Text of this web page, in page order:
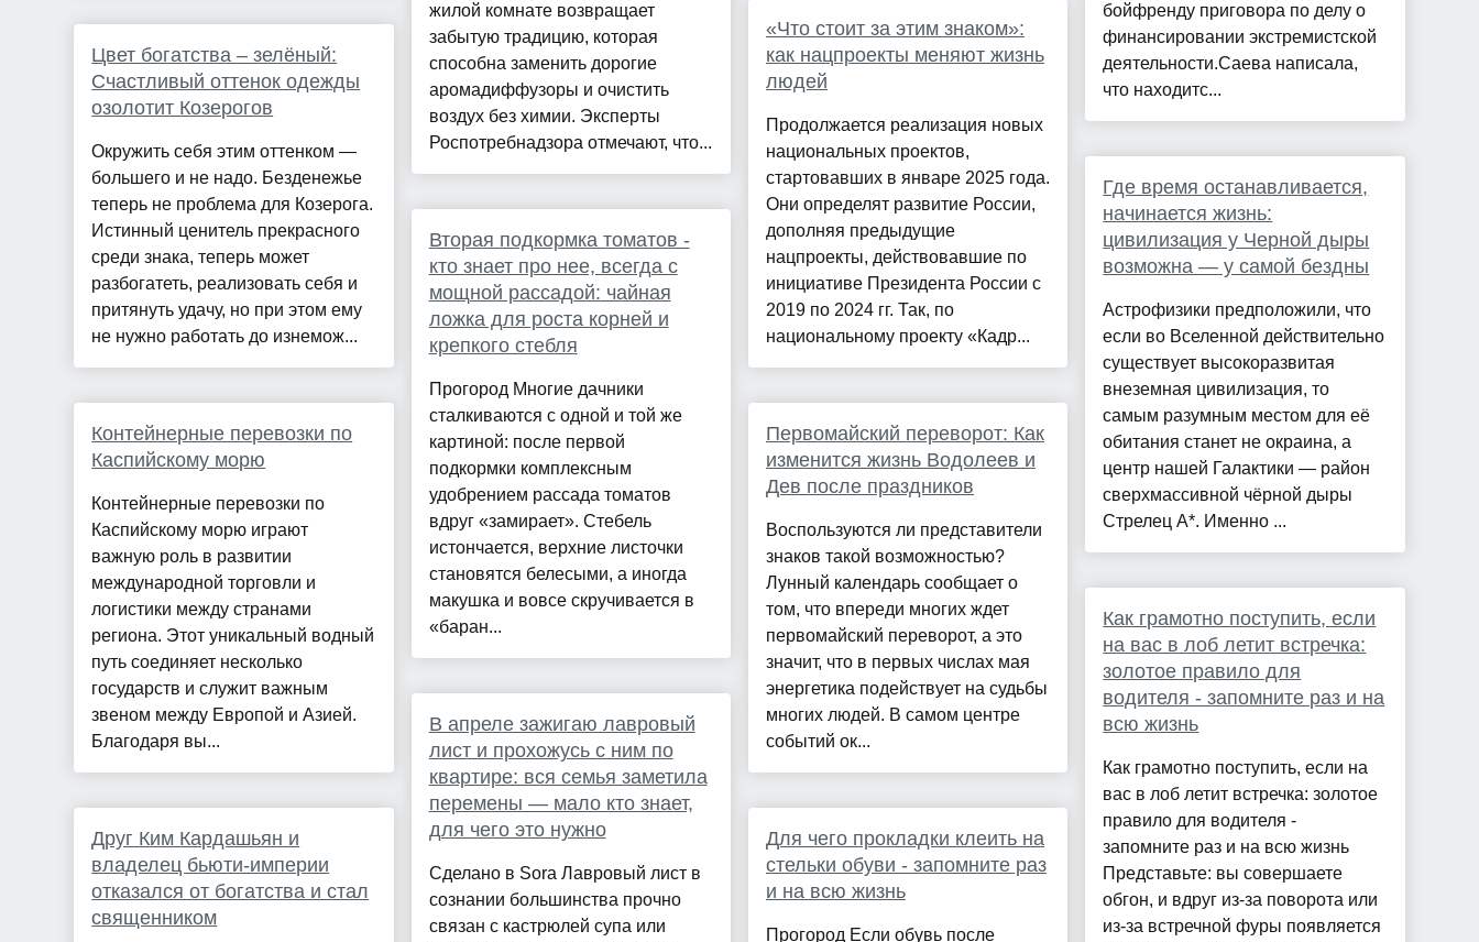
Цвет богатства – зелёный:
Счастливый оттенок одежды
озолотит Козерогов
Окружить себя этим оттенком —
большего и не надо. Безденежье
теперь не проблема для Козерога.
Истинный ценитель прекрасного
среди знака, теперь может
разбогатеть, реализовать себя и
притянуть удачу, но при этом ему
не нужно работать до изнемож...
Контейнерные перевозки по
Каспийскому морю
Контейнерные перевозки по
Каспийскому морю играют
важную роль в развитии
международной торговли и
логистики между странами
региона. Этот уникальный водный
путь соединяет несколько
государств и служит важным
звеном между Европой и Азией.
Благодаря вы...
Друг Ким Кардашьян и
владелец бьюти-империи
отказался от богатства и стал
священником
жилой комнате возвращает
забытую традицию, которая
способна заменить дорогие
аромадиффузоры и очистить
воздух без химии. Эксперты
Роспотребнадзора отмечают, что...
Вторая подкормка томатов -
кто знает про нее, всегда с
мощной рассадой: чайная
ложка для роста корней и
крепкого стебля
Прогород Многие дачники
сталкиваются с одной и той же
картиной: после первой
подкормки комплексным
удобрением рассада томатов
вдруг «замирает». Стебель
истончается, верхние листочки
становятся белесыми, а иногда
макушка и вовсе скручивается в
«баран...
В апреле зажигаю лавровый
лист и прохожусь с ним по
квартире: вся семья заметила
перемены — мало кто знает,
для чего это нужно
Сделано в Sora Лавровый лист в
сознании большинства прочно
связан с кастрюлей супа или
«Что стоит за этим знаком»:
как нацпроекты меняют жизнь
людей
Продолжается реализация новых
национальных проектов,
стартовавших в январе 2025 года.
Они определят развитие России,
дополняя предыдущие
нацпроекты, действовавшие по
инициативе Президента России с
2019 по 2024 гг. Так, по
национальному проекту «Кадр...
Первомайский переворот: Как
изменится жизнь Водолеев и
Дев после праздников
Воспользуются ли представители
знаков такой возможностью?
Лунный календарь сообщает о
том, что впереди многих ждет
первомайский переворот, а это
значит, что в первых числах мая
энергетика подействует на судьбы
многих людей. В самом центре
событий ок...
Для чего прокладки клеить на
стельки обуви - запомните раз
и на всю жизнь
Прогород Если обувь после
бойфренду приговора по делу о
финансировании экстремистской
деятельности.Саева написала,
что находитс...
Где время останавливается,
начинается жизнь:
цивилизация у Черной дыры
возможна — у самой бездны
Астрофизики предположили, что
если во Вселенной действительно
существует высокоразвитая
внеземная цивилизация, то
самым разумным местом для её
обитания станет не окраина, а
центр нашей Галактики — район
сверхмассивной чёрной дыры
Стрелец A*. Именно ...
Как грамотно поступить, если
на вас в лоб летит встречка:
золотое правило для
водителя - запомните раз и на
всю жизнь
Как грамотно поступить, если на
вас в лоб летит встречка: золотое
правило для водителя -
запомните раз и на всю жизнь
Представьте: вы совершаете
обгон, и вдруг из-за поворота или
из-за встречной фуры появляется